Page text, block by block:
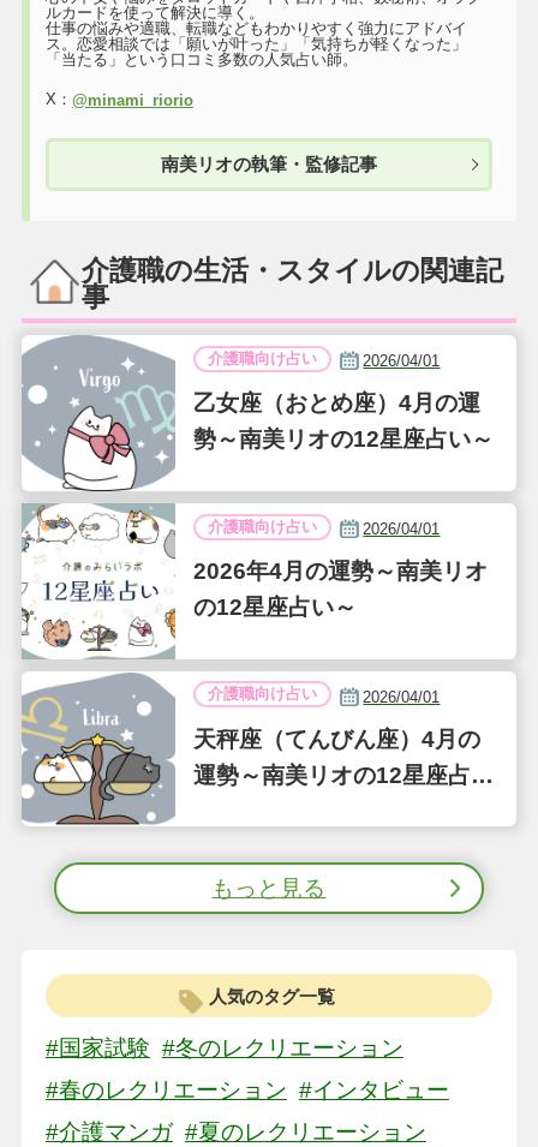
ルカードを使って解決に導く。
仕事の悩みや適職、転職などもわかりやすく強力にアドバイ
ス。恋愛相談では「願いが叶った」「気持ちが軽くなった」
「当たる」という口コミ多数の人気占い師。
X： @minami_riorio
南美リオの執筆・監修記事
介護職の生活・スタイルの関連記
事
介護職向け占い 2026/04/01
乙女座（おとめ座）4月の運
勢～南美リオの12星座占い～
介護職向け占い 2026/04/01
2026年4月の運勢～南美リオ
の12星座占い～
介護職向け占い 2026/04/01
天秤座（てんびん座）4月の
運勢～南美リオの12星座占い
もっと見る
人気のタグ一覧
#国家試験 #冬のレクリエーション
#春のレクリエーション #インタビュー
#介護マンガ #夏のレクリエーション